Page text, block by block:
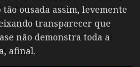
ousada assim, levemente
transparecer que
não demonstra toda a
afinal.